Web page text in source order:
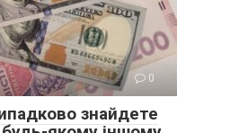
0
знайдете